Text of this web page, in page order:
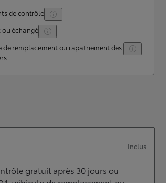
de contrôle
ou échangé
de remplacement ou rapatriement des
Inclus
gratuit après 30 jours ou